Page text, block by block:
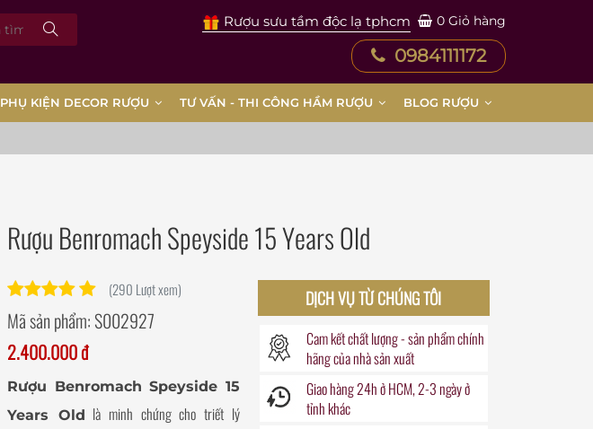
Rượu sưu tầm độc lạ tphcm 0 Giỏ hàng
0984111172
PHỤ KIỆN DECOR RƯỢU TƯ VẤN - THI CÔNG HẦM RƯỢU BLOG RƯỢU
Rượu Benromach Speyside 15 Years Old
(290 Lượt xem)
Mã sản phẩm: S002927
2.400.000 đ
Rượu Benromach Speyside 15
Years Old là minh chứng cho triết lý
DỊCH VỤ TỪ CHÚNG TÔI
Cam kết chất lượng - sản phẩm chính
hãng của nhà sản xuất
Giao hàng24hở HCM, 2-3 ngày ở
tỉnh khác